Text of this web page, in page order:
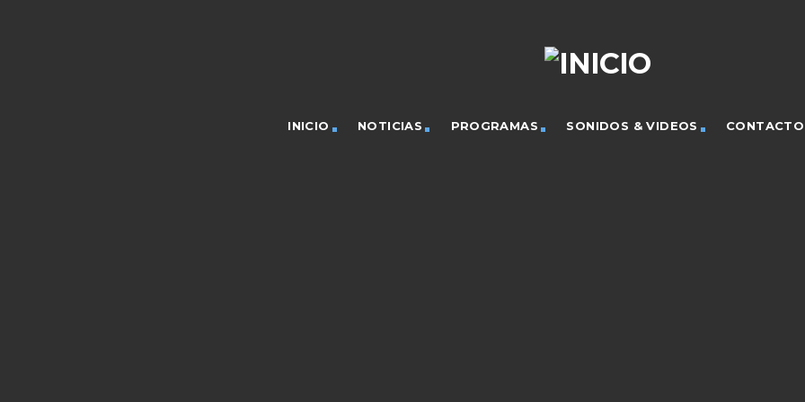
INICIO NOTICIAS PROGRAMAS SONIDOS & VIDEOS CONTACTO